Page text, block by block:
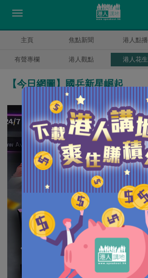
主頁 焦點新聞 港人點播
有聲專欄 港人觀點 港人花生
【今日網圖】國乒新星崛起